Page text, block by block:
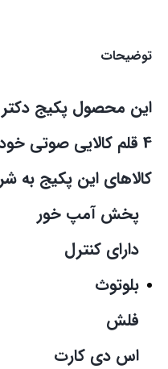
توضیحات
این محصول پکیج دکتر
4 قلم کالایی صوتی خودرو است.
کالاهای این پکیج به
پخش آمپ خور
دارای کنترل
بلوتوث
فلش
اس دی کارت